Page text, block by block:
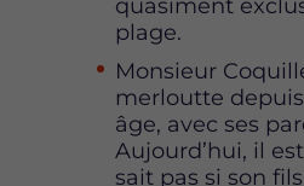
quasiment
plage.
Monsieur
merloutte
âge, avec ses
Aujourd’hui, il
sait pas si son